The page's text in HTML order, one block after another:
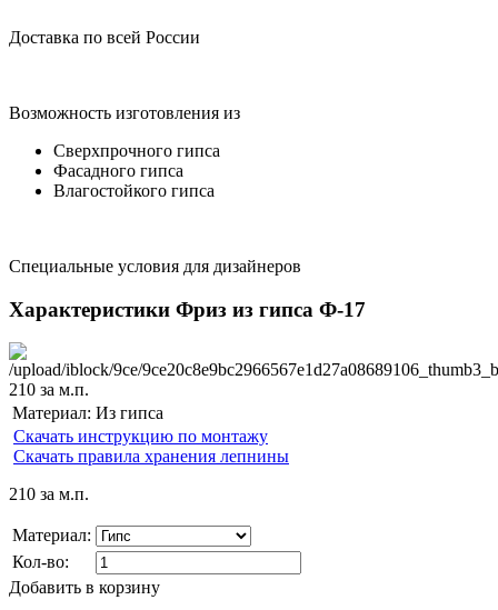
Доставка по всей России
Возможность изготовления из
Сверхпрочного гипса
Фасадного гипса
Влагостойкого гипса
Специальные условия для дизайнеров
Характеристики Фриз из гипса Ф-17
210 за м.п.
Материал: Из гипса
Скачать инструкцию по монтажу
Скачать правила хранения лепнины
210 за м.п.
Материал:
Кол-во:
Добавить в корзину